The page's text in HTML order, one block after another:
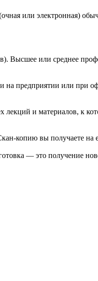
или электронная)
Высшее или среднее
на предприятии или при
лекций и материалов, к
копию вы получаете на
— это получение